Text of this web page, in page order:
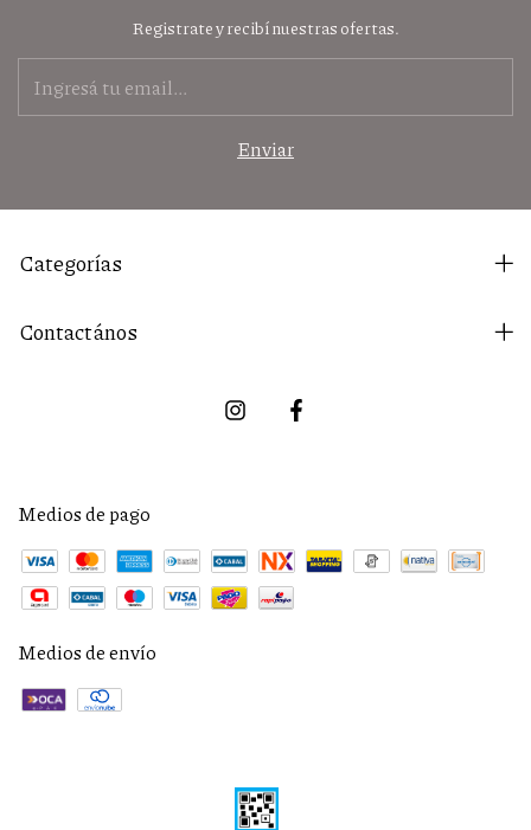
Registrate y recibí nuestras ofertas.
Categorías
Contactános
Medios de pago
Medios de envío